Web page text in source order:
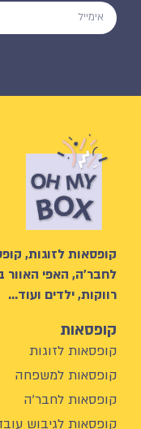
קופסאות לזוגות,
לחבר’ה, האפי
רווקות, ילדים ועוד…
קופסאות
קופסאות לזוגות
קופסאות למשפחה
קופסאות לחבר'ה
קופסאות לגיבוש